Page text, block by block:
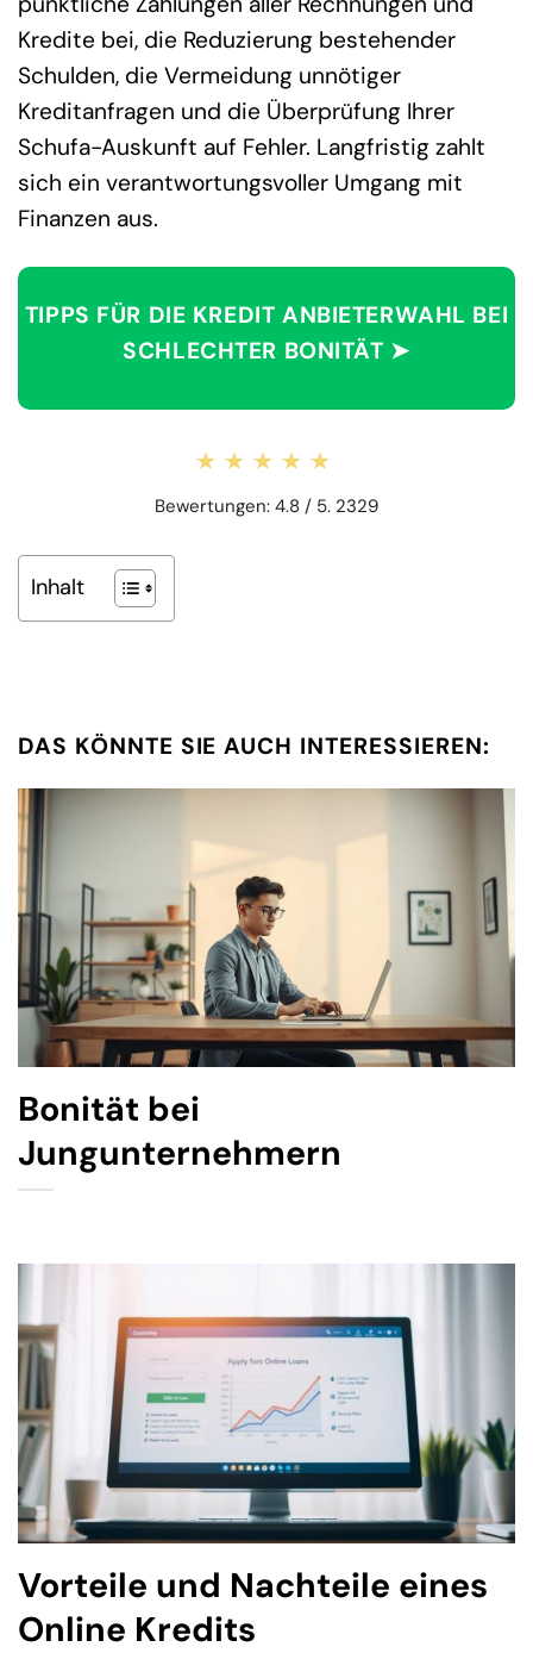
Kredite bei, die Reduzierung bestehender
Schulden, die Vermeidung unnötiger
Kreditanfragen und die Überprüfung Ihrer
Schufa-Auskunft auf Fehler. Langfristig zahlt
sich ein verantwortungsvoller Umgang mit
Finanzen aus.
TIPPS FÜR DIE KREDIT ANBIETERWAHL BEI
SCHLECHTER BONITÄT ➤
★★★★★
★★★★★
Bewertungen: 4.8 / 5. 2329
Inhalt
DAS KÖNNTE SIE AUCH INTERESSIEREN:
Bonität bei
Jungunternehmern
Vorteile und Nachteile eines
Online Kredits